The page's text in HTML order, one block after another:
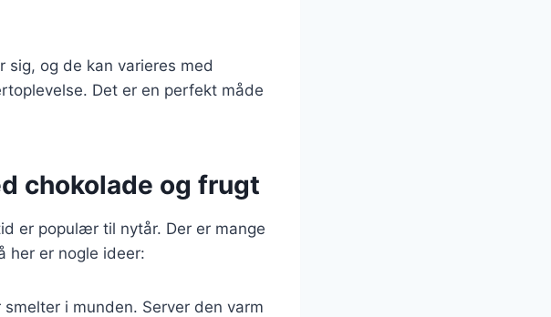
sig, og de kan varieres med
Det er en perfekt måde
chokolade og frugt
er populær til nytår. Der er mange
her er nogle ideer:
i munden. Server den varm